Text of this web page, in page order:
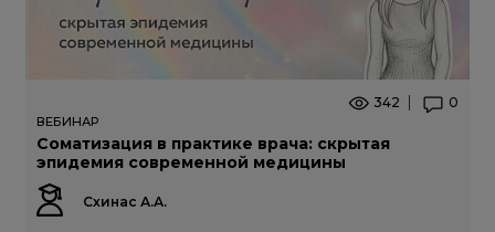
342 0
ВЕБИНАР
Соматизация в практике врача: скрытая
эпидемия современной медицины
Схинас А.А.